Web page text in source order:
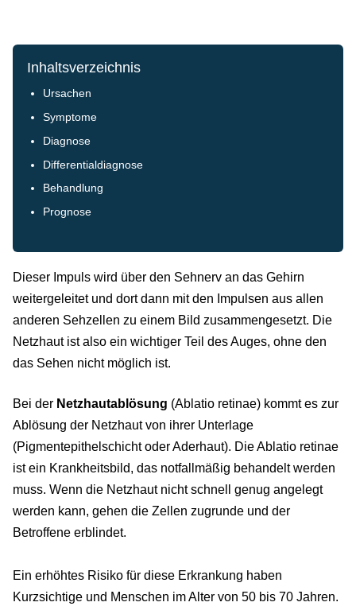
Inhaltsverzeichnis
Ursachen
Symptome
Diagnose
Differentialdiagnose
Behandlung
Prognose
Dieser Impuls wird über den Sehnerv an das Gehirn
weitergeleitet und dort dann mit den Impulsen aus allen
anderen Sehzellen zu einem Bild zusammengesetzt. Die
Netzhaut ist also ein wichtiger Teil des Auges, ohne den
das Sehen nicht möglich ist.
Bei der Netzhautablösung (Ablatio retinae) kommt es zur
Ablösung der Netzhaut von ihrer Unterlage
(Pigmentepithelschicht oder Aderhaut). Die Ablatio retinae
ist ein Krankheitsbild, das notfallmäßig behandelt werden
muss. Wenn die Netzhaut nicht schnell genug angelegt
werden kann, gehen die Zellen zugrunde und der
Betroffene erblindet.
Ein erhöhtes Risiko für diese Erkrankung haben
Kurzsichtige und Menschen im Alter von 50 bis 70 Jahren.